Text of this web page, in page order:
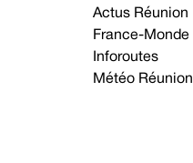
Actus Réunion
France-Monde
Inforoutes
Météo Réunion